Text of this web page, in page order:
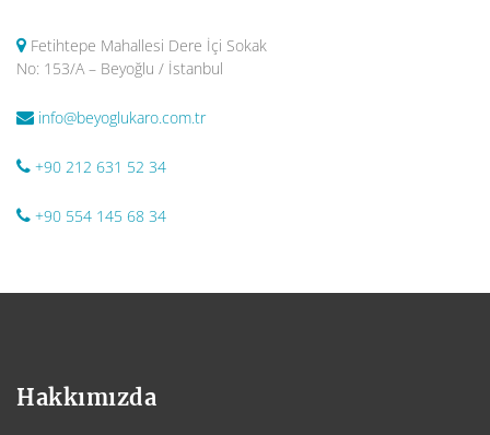
Fetihtepe Mahallesi Dere İçi Sokak
No: 153/A – Beyoğlu / İstanbul
info@beyoglukaro.com.tr
+90 212 631 52 34
+90 554 145 68 34
Hakkımızda